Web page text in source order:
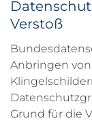
Verstoß
Anbringen
Grund für die